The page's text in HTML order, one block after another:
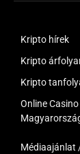
Kripto hírek
Kripto
Kripto
Online Casino
Médiaajánlat